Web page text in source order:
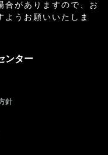
がありますので、お
ようお願いいたしま
ンター
針